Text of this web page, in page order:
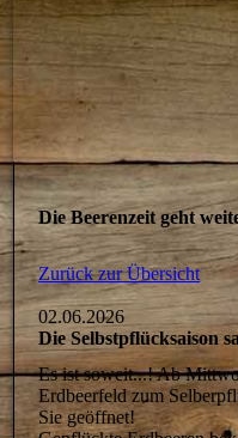
Die Beerenzeit geht
Zurück zur Übersicht
02.06.2026
Die Selbstpflücksaison
Es ist soweit...! Ab
Erdbeerfeld zum
Sie geöffnet!